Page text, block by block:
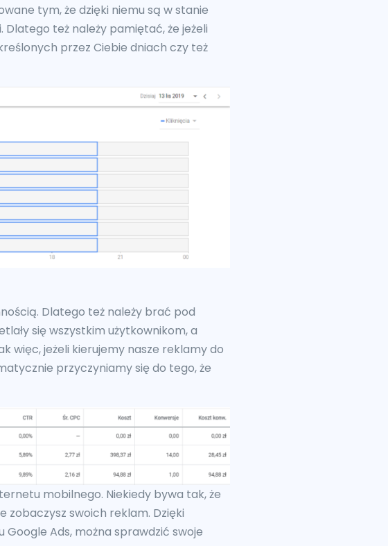
tym, że dzięki niemu są w stanie
też należy pamiętać, że jeżeli
przez Ciebie dniach czy też
Dlatego też należy brać pod
się wszystkim użytkownikom, a
więc, jeżeli kierujemy nasze reklamy do
przyczyniamy się do tego, że
mobilnego. Niekiedy bywa tak, że
zobaczysz swoich reklam. Dzięki
Ads, można sprawdzić swoje